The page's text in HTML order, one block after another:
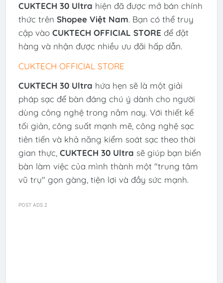
CUKTECH 30 Ultra hiện đã được mở bán chính
thức trên Shopee Việt Nam. Bạn có thể truy
cập vào CUKTECH OFFICIAL STORE để đặt
hàng và nhận được nhiều ưu đãi hấp dẫn.
CUKTECH OFFICIAL STORE
CUKTECH 30 Ultra hứa hẹn sẽ là một giải
pháp sạc để bàn đáng chú ý dành cho người
dùng công nghệ trong năm nay. Với thiết kế
tối giản, công suất mạnh mẽ, công nghệ sạc
tiên tiến và khả năng kiểm soát sạc theo thời
gian thực, CUKTECH 30 Ultra sẽ giúp bạn biến
bàn làm việc của mình thành một "trung tâm
vũ trụ" gọn gàng, tiện lợi và đầy sức mạnh.
POST ADS 2